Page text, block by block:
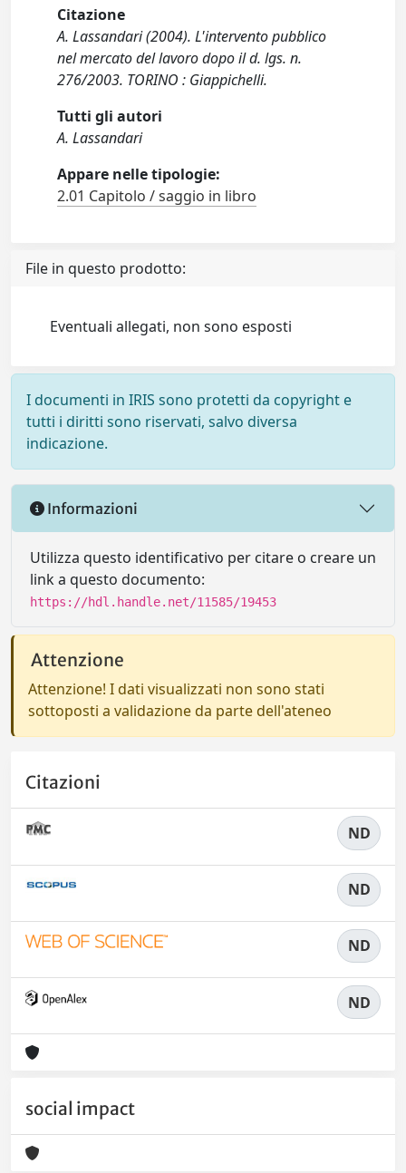
Citazione
A. Lassandari (2004). L'intervento pubblico
nel mercato del lavoro dopo il d. lgs. n.
276/2003. TORINO : Giappichelli.
Tutti gli autori
A. Lassandari
Appare nelle tipologie:
2.01 Capitolo / saggio in libro
File in questo prodotto:
Eventuali allegati, non sono esposti
I documenti in IRIS sono protetti da copyright e
tutti i diritti sono riservati, salvo diversa
indicazione.
Informazioni
Utilizza questo identificativo per citare o creare un
link a questo documento:
https://hdl.handle.net/11585/19453
Attenzione
Attenzione! I dati visualizzati non sono stati
sottoposti a validazione da parte dell'ateneo
Citazioni
ND
ND
ND
ND
social impact